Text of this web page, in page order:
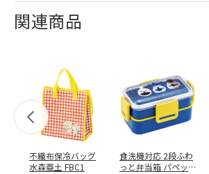
関連商品
不織布保冷バッグ
水森亜土 FBC1
食洗機対応 2段ふわ
っと弁当箱 パペッ